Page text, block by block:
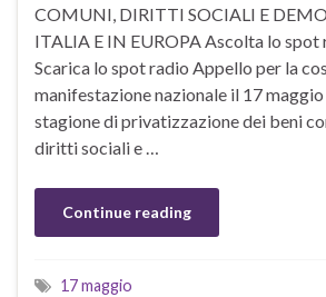
COMUNI, DIRITTI SOCIALI E
ITALIA E IN EUROPA Ascolta lo
Scarica lo spot radio Appello per la
manifestazione nazionale il 17
stagione di privatizzazione dei beni
diritti sociali e …
Continue reading
17 maggio